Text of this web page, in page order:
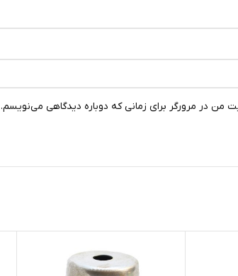
من در مرورگر برای زمانی که دوباره دیدگاهی می‌نویسم.